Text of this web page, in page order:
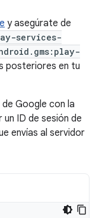
y asegúrate de
services-
posteriores en tu
Google con la
ID de sesión de
envías al servidor